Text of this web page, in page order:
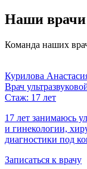
Наши врачи
Команда наших
Курилова
Врач
Стаж: 17 лет
17 лет занимаюсь
и гинекологии,
диагностики под
Записаться к врачу